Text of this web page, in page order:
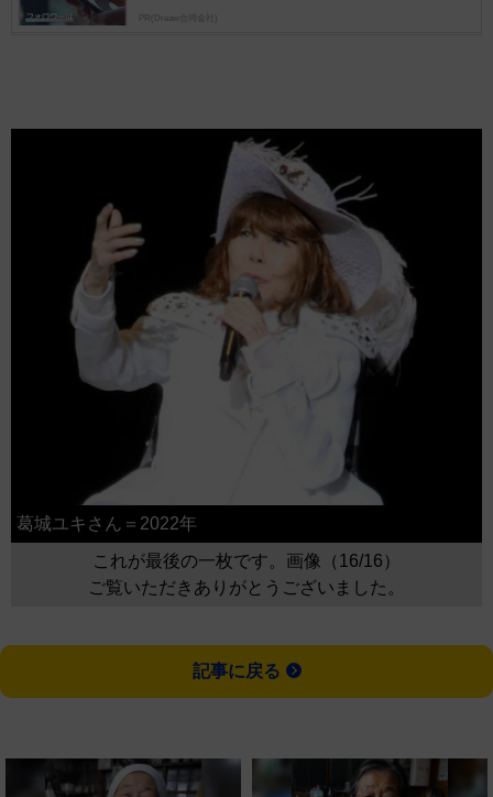
PR(Dreaw合同会社)
葛城ユキさん＝2022年
これが最後の一枚です。画像（16/16）
ご覧いただきありがとうございました。
記事に戻る